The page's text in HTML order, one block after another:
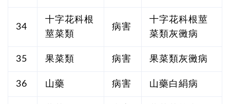
34
十字花科根
莖菜類
病害
十字花科根莖
菜類灰黴病
35 果菜類 病害 果菜類灰黴病
36 山藥 病害 山藥白絹病